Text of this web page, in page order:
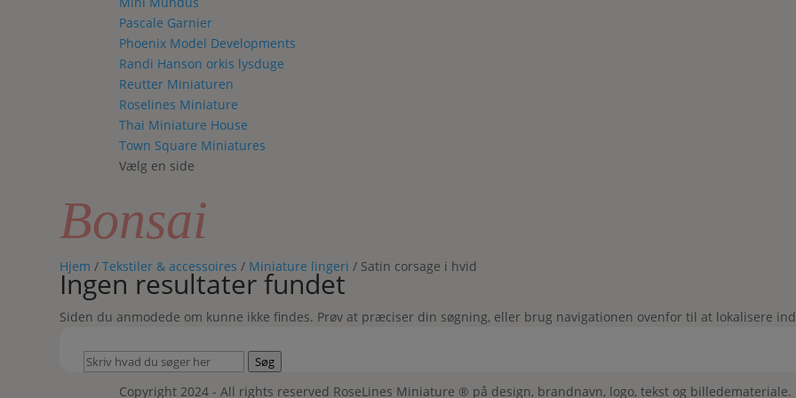
Pascale Garnier
Phoenix Model Developments
Randi Hanson orkis lysduge
Reutter Miniaturen
Roselines Miniature
Thai Miniature House
Town Square Miniatures
Vælg en side
Bonsai
Hjem /Tekstiler & accessoires / Miniature lingeri / Satin corsage i hvid
Ingen resultater fundet
Siden du anmodede om kunne ikke findes. Prøv at præciser din søgning, eller brug navigationen ovenfor til at lokalisere
Skriv
Søg
Copyright 2024 - All rights reserved RoseLines Miniature ® på design, brandnavn, logo, tekst og billedemateriale.